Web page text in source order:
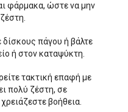
φάρμακα, ώστε να μην
δίσκους πάγου ή βάλτε
ή στον καταψύκτη.
τακτική επαφή με
πολύ ζέστη, σε
βοήθεια.